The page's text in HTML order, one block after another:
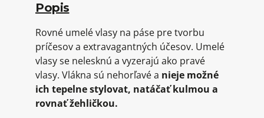
Popis
Rovné umelé vlasy na páse pre tvorbu
príčesov a extravagantných účesov. Umelé
vlasy se nelesknú a vyzerajú ako pravé
vlasy. Vlákna sú nehorľavé a nieje možné
ich tepelne stylovat, natáčať kulmou a
rovnať žehličkou.